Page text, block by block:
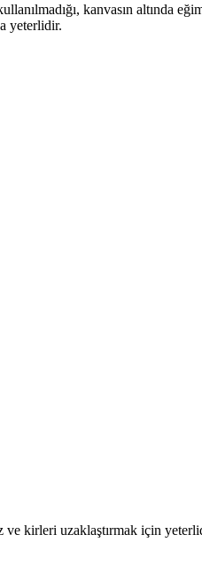
kanvasın altında
yeterlidir.
kirleri uzaklaştırmak için